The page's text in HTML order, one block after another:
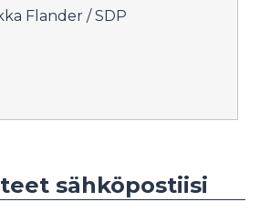
Flander / SDP
sähköpostiisi